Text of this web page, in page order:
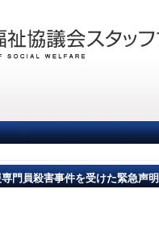
門員殺害事件を受けた緊急声明